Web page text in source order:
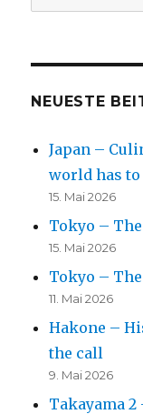
nach:
NEUESTE
Japan –
world has
15. Mai 2026
Tokyo –
15. Mai 2026
Tokyo –
11. Mai 2026
Hakone –
the call
9. Mai 2026
Takayama 2